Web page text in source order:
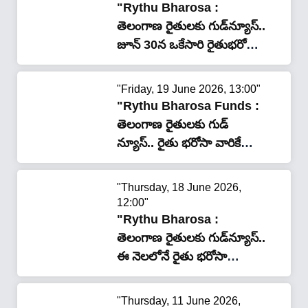
"Rythu Bharosa :
తెలంగాణ రైతులకు గుడ్‌న్యూస్..
జూన్ 30న ఒకేసారి రైతుభరోసా
నిధుల విడుదల!"
"Friday, 19 June 2026, 13:00"
"Rythu Bharosa Funds :
తెలంగాణ రైతులకు గుడ్
న్యూస్.. రైతు భరోసా వారికే
ఫ‌స్ట్‌..!"
"Thursday, 18 June 2026,
12:00"
"Rythu Bharosa :
తెలంగాణ రైతులకు గుడ్‌న్యూస్..
ఈ నెలలోనే రైతు భరోసా
విడుదల.. సీఎం రేవంత్ బిగ్
అప్డేట్..!"
"Thursday, 11 June 2026,